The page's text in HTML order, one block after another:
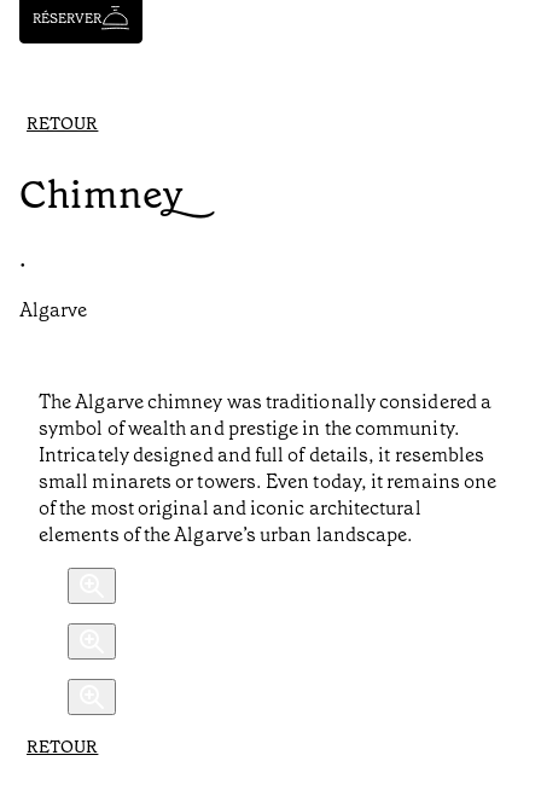
RÉSERVER
RETOUR
Chimney
•
Algarve
The Algarve chimney was traditionally considered a
symbol of wealth and prestige in the community.
Intricately designed and full of details, it resembles
small minarets or towers. Even today, it remains one
of the most original and iconic architectural
elements of the Algarve’s urban landscape.
RETOUR